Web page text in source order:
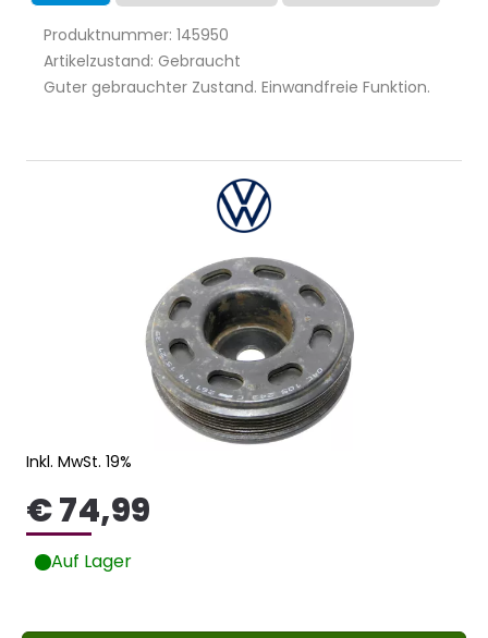
Produktnummer: 145950
Artikelzustand: Gebraucht
Guter gebrauchter Zustand. Einwandfreie Funktion.
Inkl. MwSt. 19%
€ 74,99
Auf Lager